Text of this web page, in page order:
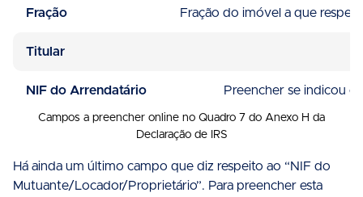
Fração Fração do imóvel a que
Titular
NIF do Arrendatário Preencher se indicou
Campos a preencher online no Quadro 7 do Anexo H da
Declaração de IRS
Há ainda um último campo que diz respeito ao “NIF do
Mutuante/Locador/Proprietário”. Para preencher esta